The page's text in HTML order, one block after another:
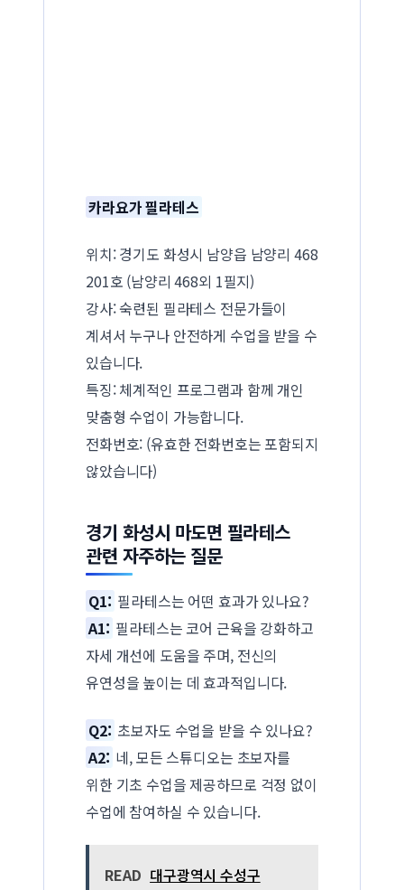
카라요가 필라테스
위치: 경기도 화성시 남양읍 남양리 468
201호 (남양리 468외 1필지)
강사: 숙련된 필라테스 전문가들이
계셔서 누구나 안전하게 수업을 받을 수
있습니다.
특징: 체계적인 프로그램과 함께 개인
맞춤형 수업이 가능합니다.
전화번호: (유효한 전화번호는 포함되지
않았습니다)
경기 화성시 마도면 필라테스
관련 자주하는 질문
Q1: 필라테스는 어떤 효과가 있나요?
A1: 필라테스는 코어 근육을 강화하고
자세 개선에 도움을 주며, 전신의
유연성을 높이는 데 효과적입니다.
Q2: 초보자도 수업을 받을 수 있나요?
A2: 네, 모든 스튜디오는 초보자를
위한 기초 수업을 제공하므로 걱정 없이
수업에 참여하실 수 있습니다.
READ 대구광역시 수성구